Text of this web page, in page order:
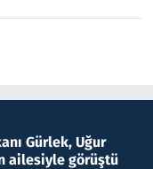
Gürlek, Uğur
ailesiyle görüştü